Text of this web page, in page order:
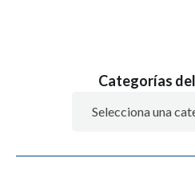
Categorías
Selecciona una